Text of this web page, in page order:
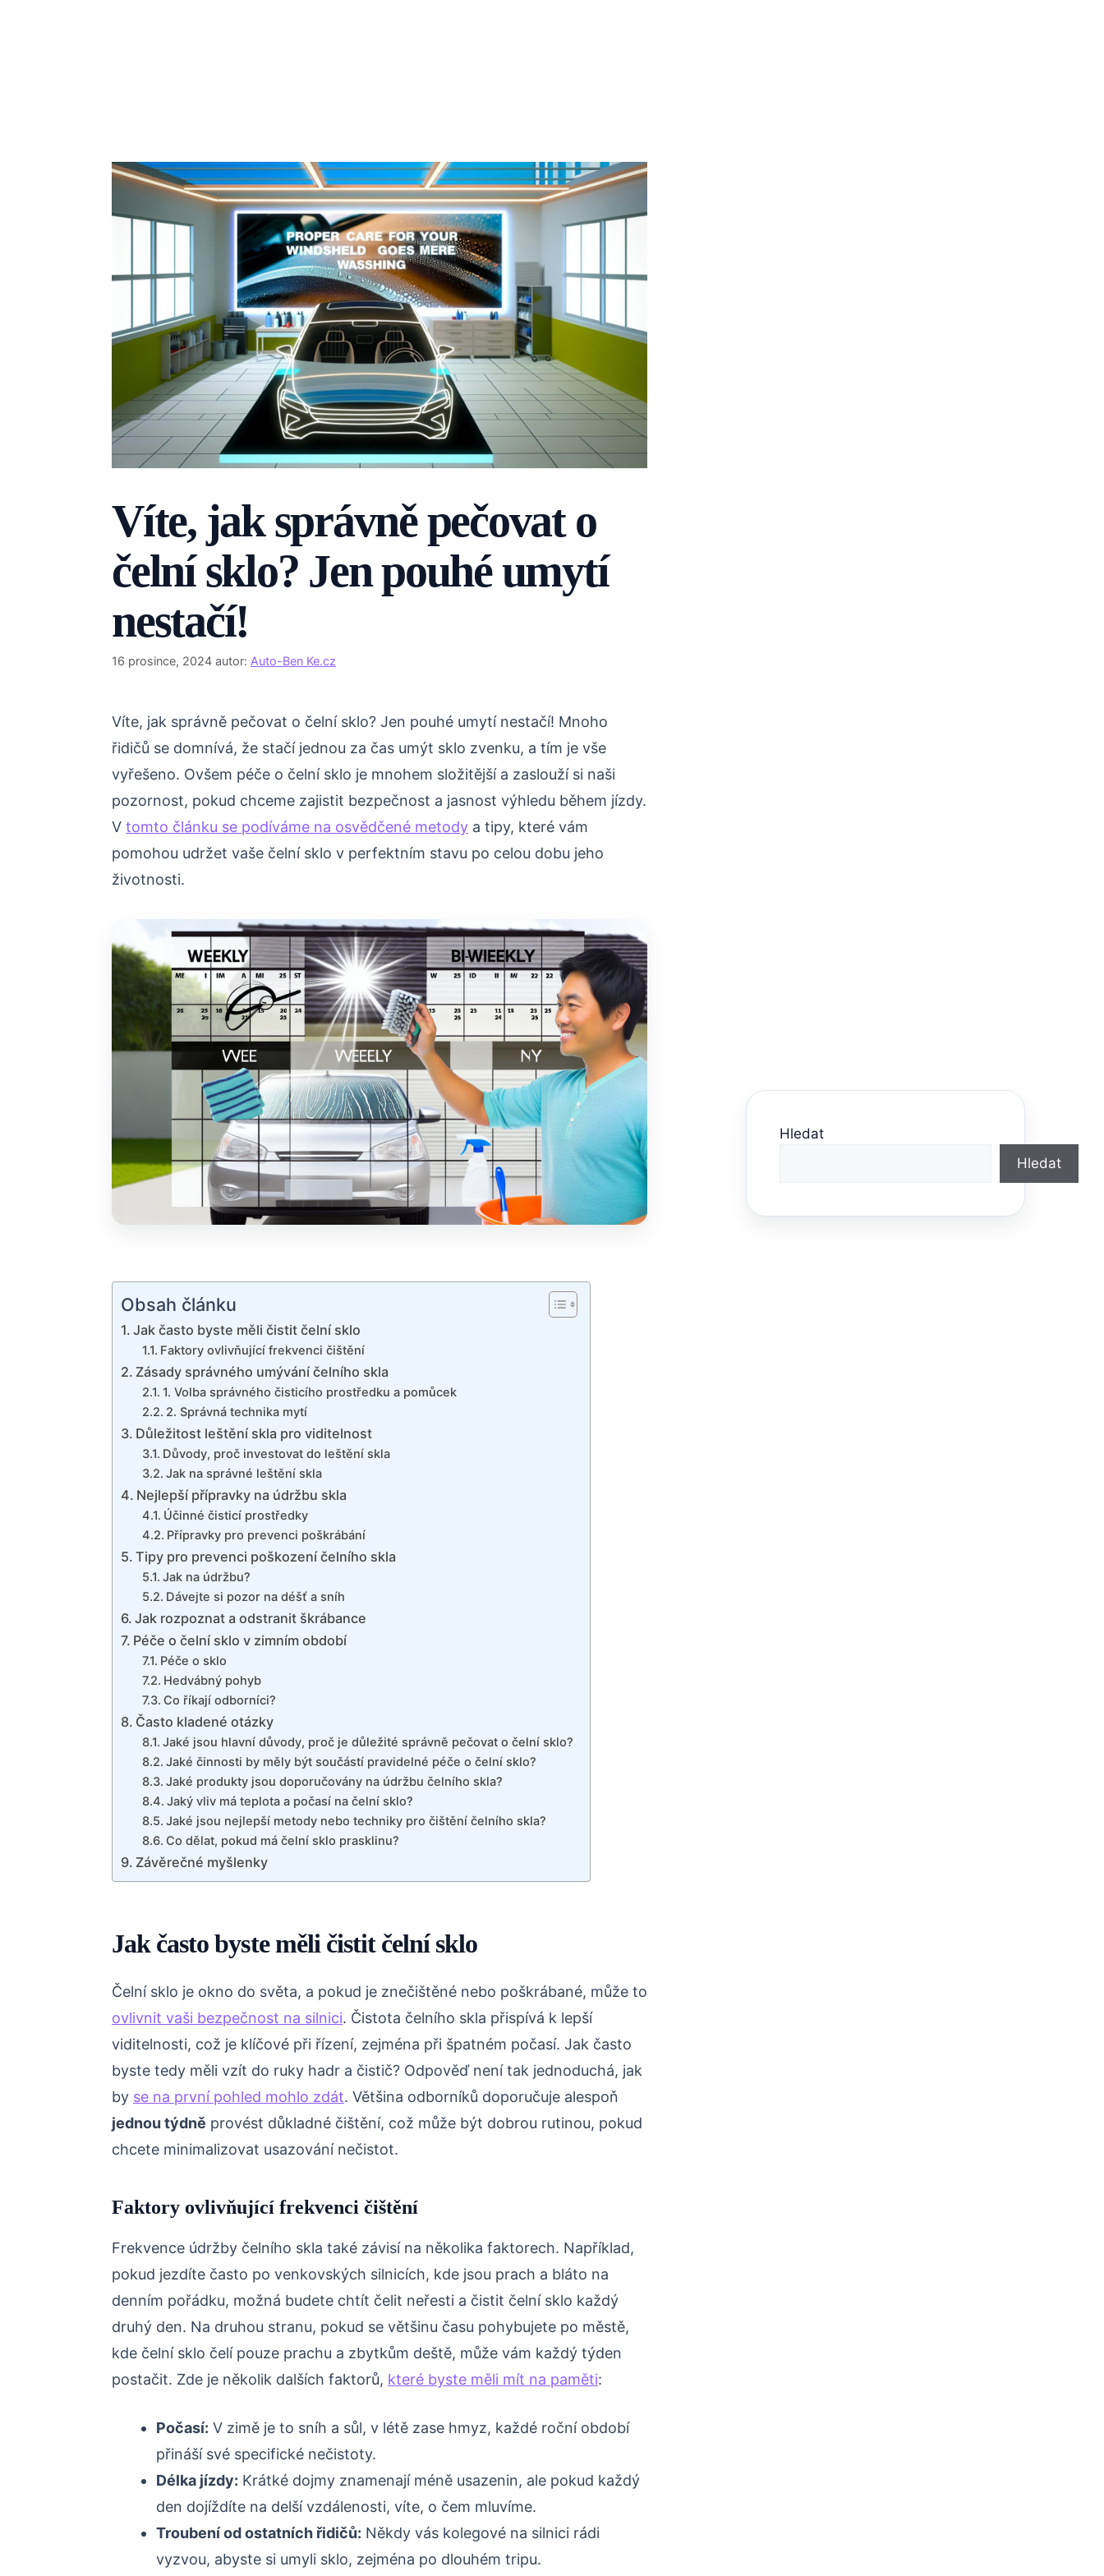
Víte, jak správně pečovat o
čelní sklo? Jen pouhé umytí
nestačí!
16 prosince, 2024 autor: Auto-Ben Ke.cz
Víte, jak správně pečovat o čelní sklo? Jen pouhé umytí nestačí! Mnoho
řidičů se domnívá, že stačí jednou za čas umýt sklo zvenku, a tím je vše
vyřešeno. Ovšem péče o čelní sklo je mnohem složitější a zaslouží si naši
pozornost, pokud chceme zajistit bezpečnost a jasnost výhledu během jízdy.
V tomto článku se podíváme na osvědčené metody a tipy, které vám
pomohou udržet vaše čelní sklo v perfektním stavu po celou dobu jeho
životnosti.
Obsah článku
Jak často byste měli čistit čelní sklo
Faktory ovlivňující frekvenci čištění
Zásady správného umývání čelního skla
1. Volba správného čisticího prostředku a pomůcek
2. Správná technika mytí
Důležitost leštění skla pro viditelnost
Důvody, proč investovat do leštění skla
Jak na správné leštění skla
Nejlepší přípravky na údržbu skla
Účinné čisticí prostředky
Přípravky pro prevenci poškrábání
Tipy pro prevenci poškození čelního skla
Jak na údržbu?
Dávejte si pozor na déšť a sníh
Jak rozpoznat a odstranit škrábance
Péče o čelní sklo v zimním období
Péče o sklo
Hedvábný pohyb
Co říkají odborníci?
Často kladené otázky
Jaké jsou hlavní důvody, proč je důležité správně pečovat o čelní sklo?
Jaké činnosti by měly být součástí pravidelné péče o čelní sklo?
Jaké produkty jsou doporučovány na údržbu čelního skla?
Jaký vliv má teplota a počasí na čelní sklo?
Jaké jsou nejlepší metody nebo techniky pro čištění čelního skla?
Co dělat, pokud má čelní sklo prasklinu?
Závěrečné myšlenky
Jak často byste měli čistit čelní sklo
Čelní sklo je okno do světa, a pokud je znečištěné nebo poškrábané, může to
ovlivnit vaši bezpečnost na silnici. Čistota čelního skla přispívá k lepší
viditelnosti, což je klíčové při řízení, zejména při špatném počasí. Jak často
byste tedy měli vzít do ruky hadr a čistič? Odpověď není tak jednoduchá, jak
by se na první pohled mohlo zdát. Většina odborníků doporučuje alespoň
jednou týdně provést důkladné čištění, což může být dobrou rutinou, pokud
chcete minimalizovat usazování nečistot.
Faktory ovlivňující frekvenci čištění
Frekvence údržby čelního skla také závisí na několika faktorech. Například,
pokud jezdíte často po venkovských silnicích, kde jsou prach a bláto na
denním pořádku, možná budete chtít čelit neřesti a čistit čelní sklo každý
druhý den. Na druhou stranu, pokud se většinu času pohybujete po městě,
kde čelní sklo čelí pouze prachu a zbytkům deště, může vám každý týden
postačit. Zde je několik dalších faktorů, které byste měli mít na paměti:
Počasí: V zimě je to sníh a sůl, v létě zase hmyz, každé roční období
přináší své specifické nečistoty.
Délka jízdy: Krátké dojmy znamenají méně usazenin, ale pokud každý
den dojíždíte na delší vzdálenosti, víte, o čem mluvíme.
Troubení od ostatních řidičů: Někdy vás kolegové na silnici rádi
vyzvou, abyste si umyli sklo, zejména po dlouhém tripu.
Hledat
Hledat